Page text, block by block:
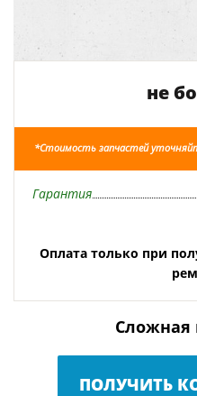
не
*Стоимость запчастей
Гарантия
Оплата только при
Сложная
ПОЛУЧИТЬ